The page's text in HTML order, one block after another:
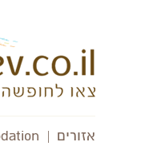
אזורים |